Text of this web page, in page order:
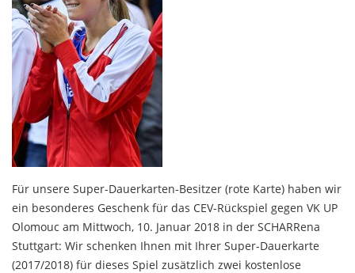
Für unsere Super-Dauerkarten-Besitzer (rote Karte) haben wir
ein besonderes Geschenk für das CEV-Rückspiel gegen VK UP
Olomouc am Mittwoch, 10. Januar 2018 in der SCHARRena
Stuttgart: Wir schenken Ihnen mit Ihrer Super-Dauerkarte
(2017/2018) für dieses Spiel zusätzlich zwei kostenlose